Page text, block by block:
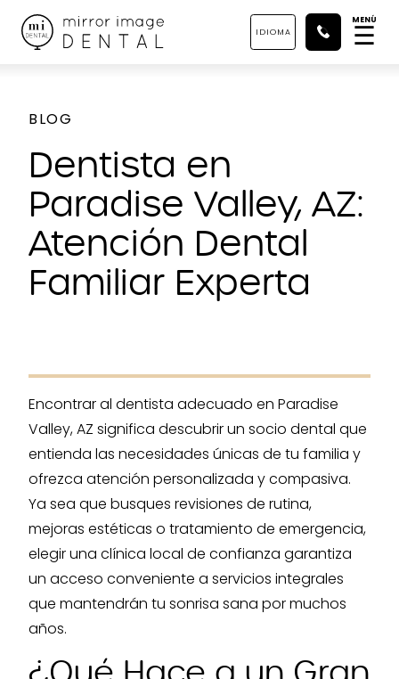
IDIOMA
MENÚ
☰
BLOG
Dentista en
Paradise Valley, AZ:
Atención Dental
Familiar Experta
Encontrar al dentista adecuado en Paradise
Valley, AZ significa descubrir un socio dental que
entienda las necesidades únicas de tu familia y
ofrezca atención personalizada y compasiva.
Ya sea que busques revisiones de rutina,
mejoras estéticas o tratamiento de emergencia,
elegir una clínica local de confianza garantiza
un acceso conveniente a servicios integrales
que mantendrán tu sonrisa sana por muchos
años.